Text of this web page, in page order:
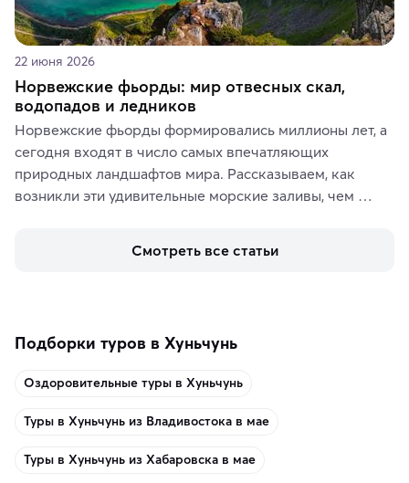
22 июня 2026
Норвежские фьорды: мир отвесных скал,
водопадов и ледников
Норвежские фьорды формировались миллионы лет, а
сегодня входят в число самых впечатляющих
природных ландшафтов мира. Рассказываем, как
возникли эти удивительные морские заливы, чем
включить в маршрут по Норвегии.
Смотреть все статьи
Подборки туров в Хуньчунь
Оздоровительные туры в Хуньчунь
Туры в Хуньчунь из Владивостока в мае
Туры в Хуньчунь из Хабаровска в мае